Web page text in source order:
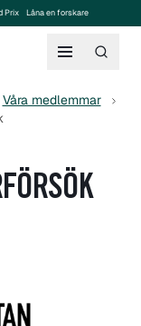
Prix Låna en forskare
Våra medlemmar